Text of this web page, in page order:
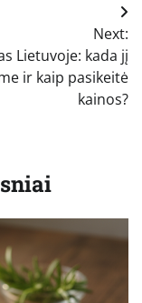
Next:
Lietuvoje: kada jį
ir kaip pasikeitė
kainos?